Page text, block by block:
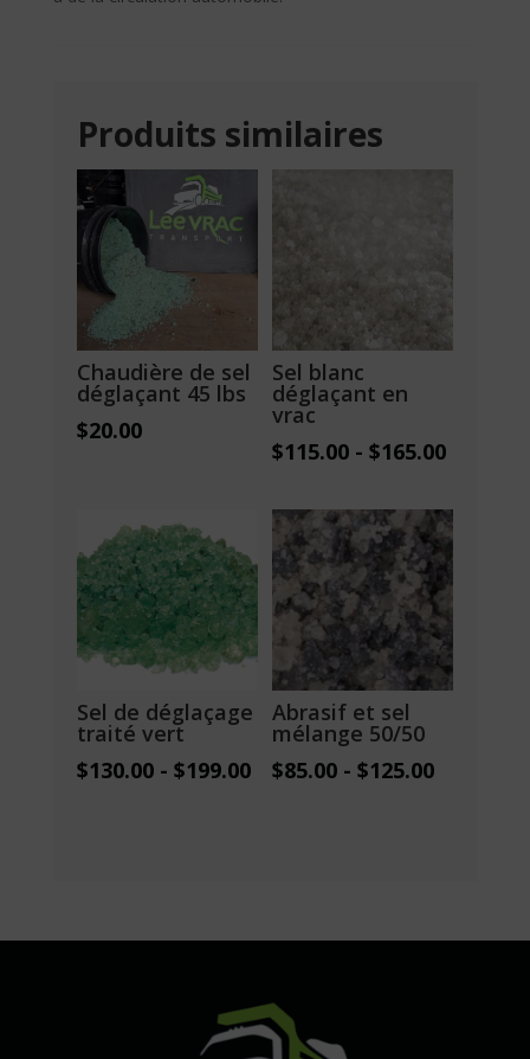
Produits similaires
Chaudière de sel
déglaçant 45 lbs
$20.00
Sel blanc
déglaçant en
vrac
$115.00 -$165.00
Sel de déglaçage
traité vert
$130.00- $199.00
Abrasif et sel
mélange 50/50
$85.00 -$125.00